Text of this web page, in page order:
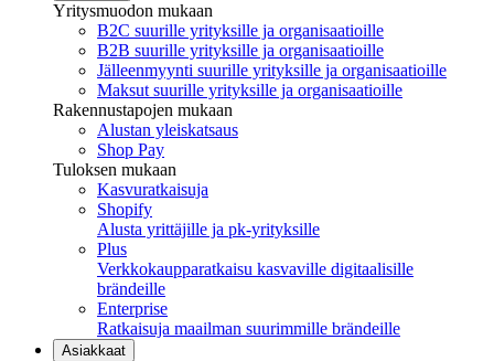
Yritysmuodon mukaan
B2C suurille yrityksille ja organisaatioille
B2B suurille yrityksille ja organisaatioille
Jälleenmyynti suurille yrityksille ja organisaatioille
Maksut suurille yrityksille ja organisaatioille
Rakennustapojen mukaan
Alustan yleiskatsaus
Shop Pay
Tuloksen mukaan
Kasvuratkaisuja
Shopify
Alusta yrittäjille ja pk-yrityksille
Plus
Verkkokaupparatkaisu kasvaville digitaalisille
brändeille
Enterprise
Ratkaisuja maailman suurimmille brändeille
Asiakkaat